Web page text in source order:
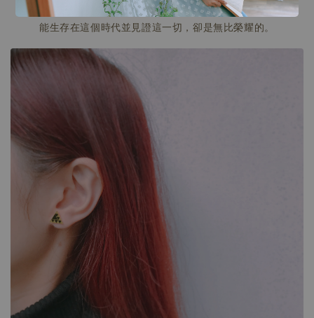
都處在淘汰淨化期，雖然這會是一個十分艱難的過程，可是
能生存在這個時代並見證這一切，卻是無比榮耀的。